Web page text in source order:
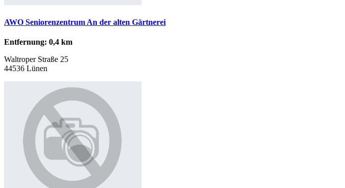
AWO Seniorenzentrum An der alten Gärtnerei
Entfernung: 0,4 km
Waltroper Straße 25
44536 Lünen